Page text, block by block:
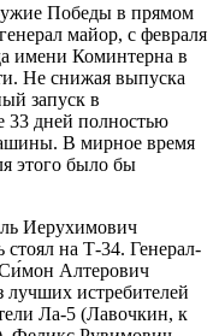
Победы в прямом
майор, с февраля
имени Коминтерна в
Не снижая выпуска
запуск в
33 дней полностью
В мирное время
этого было бы
Иерухимович
стоял на Т-34. Генерал-
Алтерович
истребителей
Ла-5 (Лавочкин, к